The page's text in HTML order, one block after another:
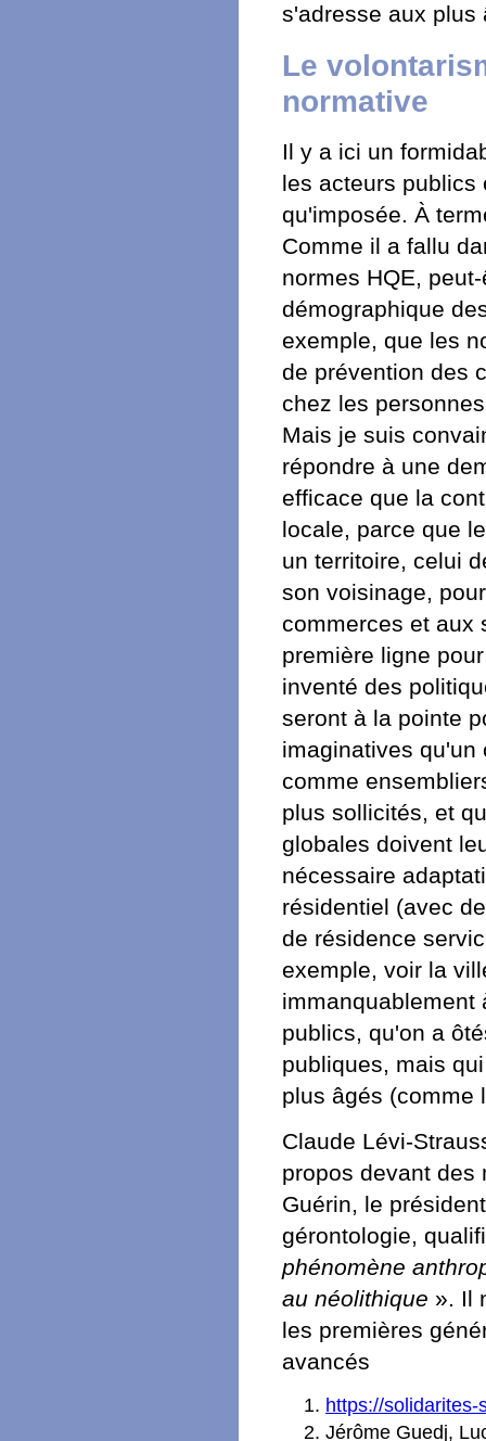
s'adresse aux plus
Le
normative
Il y a ici un
les acteurs publics
qu'imposée. À
Comme il a fallu
normes HQE,
démographique
exemple, que les
de prévention des
chez les
Mais je suis
répondre à une
efficace que la
locale, parce que
un territoire, celui
son voisinage,
commerces et aux
première ligne
inventé des
seront à la pointe
imaginatives qu'un
comme
plus sollicités, et
globales doivent
nécessaire
résidentiel (avec
de résidence
exemple, voir la
immanquablement
publics, qu'on a
publiques, mais
plus âgés (comme
Claude Lévi-
propos devant des
Guérin, le
gérontologie,
phénomène
au néolithique ». Il
les premières
avancés
https://
Jérôme Guedj,